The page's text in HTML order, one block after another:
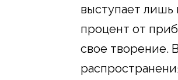
выступает лишь
процент от
свое творение.